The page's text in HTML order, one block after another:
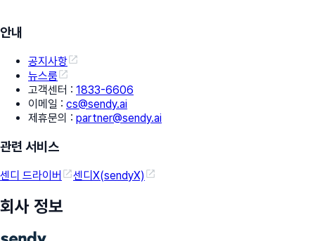
안내
공지사항
뉴스룸
고객센터 : 1833-6606
이메일 : cs@sendy.ai
제휴문의 : partner@sendy.ai
관련 서비스
센디 드라이버 센디X(sendyX)
회사 정보